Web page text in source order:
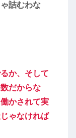
詰むわな
か、そして
だからな
かされて実
ゃなければ